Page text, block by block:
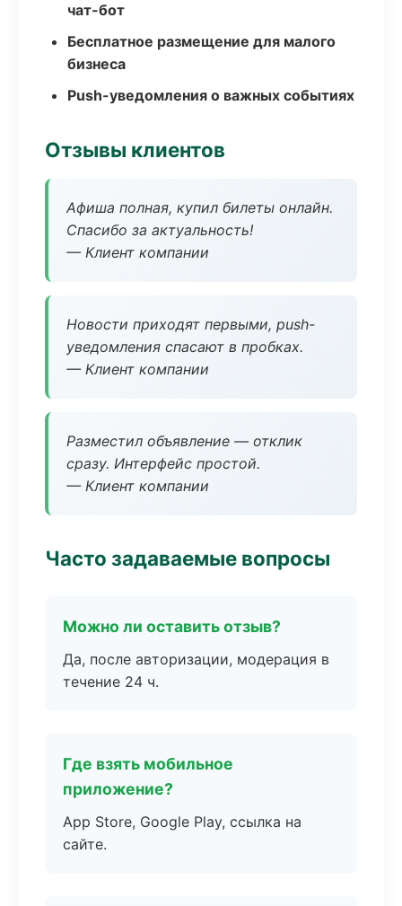
чат-бот
Бесплатное размещение для малого
бизнеса
Push-уведомления о важных событиях
Отзывы клиентов
Афиша полная, купил билеты онлайн.
Спасибо за актуальность!
— Клиент компании
Новости приходят первыми, push-
уведомления спасают в пробках.
— Клиент компании
Разместил объявление — отклик
сразу. Интерфейс простой.
— Клиент компании
Часто задаваемые вопросы
Можно ли оставить отзыв?
Да, после авторизации, модерация в
течение 24 ч.
Где взять мобильное
приложение?
App Store, Google Play, ссылка на
сайте.